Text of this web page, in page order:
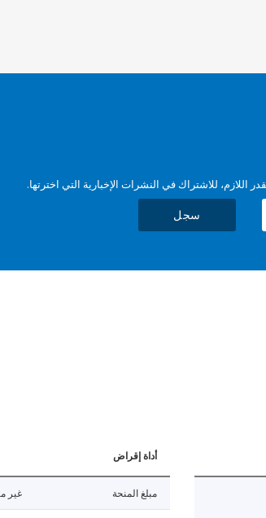
اللازم، للاشتراك في النشرات الإخبارية التي اخترتها.
سجل
أداة إقراض
مبلغ المنحة غير